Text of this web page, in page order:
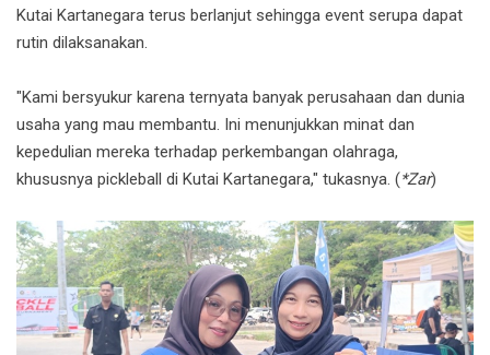
Kutai Kartanegara terus berlanjut sehingga event serupa dapat
rutin dilaksanakan.
"Kami bersyukur karena ternyata banyak perusahaan dan dunia
usaha yang mau membantu. Ini menunjukkan minat dan
kepedulian mereka terhadap perkembangan olahraga,
khususnya pickleball di Kutai Kartanegara," tukasnya. (*Zar)